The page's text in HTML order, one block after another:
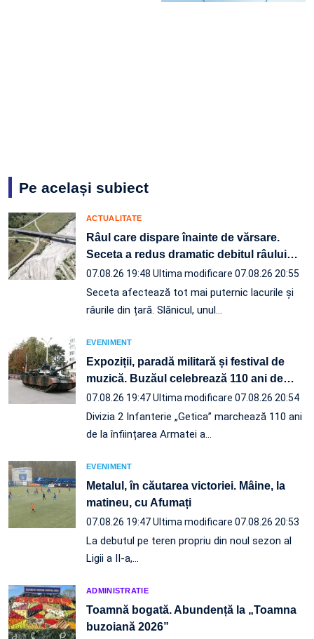
Pe același subiect
ACTUALITATE
Râul care dispare înainte de vărsare.
Seceta a redus dramatic debitul râului…
07.08.26 19:48 Ultima modificare 07.08.26 20:55
Seceta afectează tot mai puternic lacurile și
râurile din țară. Slănicul, unul…
EVENIMENT
Expoziții, paradă militară și festival de
muzică. Buzăul celebrează 110 ani de…
07.08.26 19:47Ultima modificare 07.08.26 20:54
Divizia 2 Infanterie „Getica” marchează 110 ani
de la înființarea Armatei a…
EVENIMENT
Metalul, în căutarea victoriei. Mâine, la
matineu, cu Afumați
07.08.26 19:47Ultima modificare 07.08.26 20:53
La debutul pe teren propriu din noul sezon al
Ligii a II-a,…
ADMINISTRATIE
Toamnă bogată. Abundență la „Toamna
buzoiană 2026”